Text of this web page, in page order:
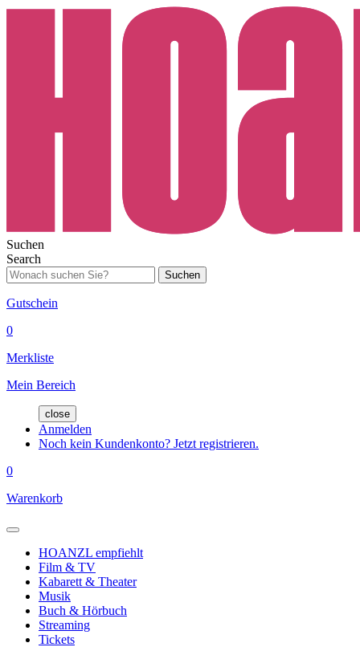
Suchen
Search
Suchen
Gutschein
0
Merkliste
Mein Bereich
close
Anmelden
Noch kein Kundenkonto? Jetzt registrieren.
0
Warenkorb
HOANZL empfiehlt
Film & TV
Kabarett & Theater
Musik
Buch & Hörbuch
Streaming
Tickets